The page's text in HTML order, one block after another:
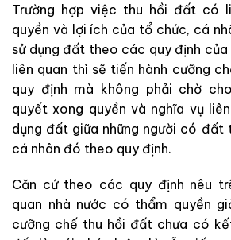
Trường hợp việc thu hồi đất có
quyền và lợi ích của tổ chức, cá
sử dụng đất theo các quy định
liên quan thì sẽ tiến hành cưỡng
quy định mà không phải chờ
quyết xong quyền và nghĩa vụ
dụng đất giữa những người có đất
cá nhân đó theo quy định.
Căn cứ theo các quy định nêu
quan nhà nước có thẩm quyền
cưỡng chế thu hồi đất chưa có